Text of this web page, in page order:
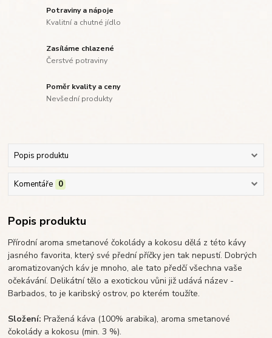
Potraviny a nápoje
Kvalitní a chutné jídlo
Zasíláme chlazené
Čerstvé potraviny
Poměr kvality a ceny
Nevšední produkty
Popis produktu
Komentáře 0
Popis produktu
Přírodní aroma smetanové čokolády a kokosu dělá z této kávy
jasného favorita, který své přední příčky jen tak nepustí. Dobrých
aromatizovaných káv je mnoho, ale tato předčí všechna vaše
očekávání. Delikátní tělo a exotickou vůni již udává název -
Barbados, to je karibský ostrov, po kterém toužíte.
Složení: Pražená káva (100% arabika), aroma smetanové
čokolády a kokosu (min. 3 %).